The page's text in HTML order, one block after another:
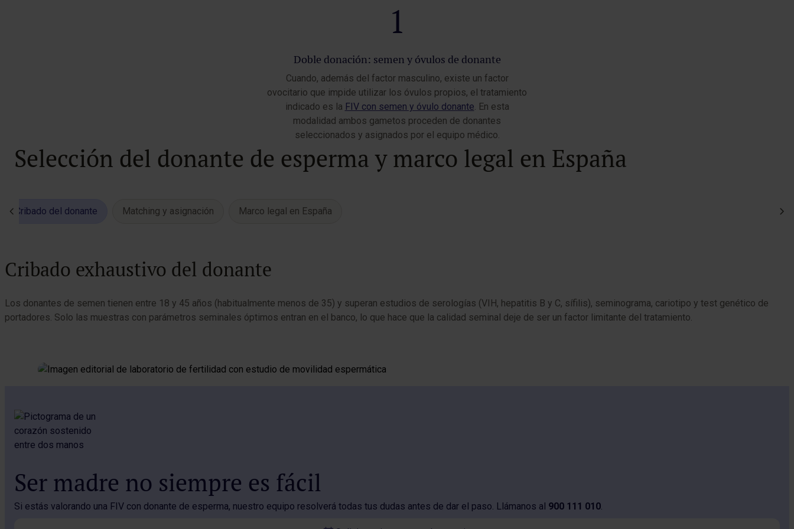
1
Doble donación: semen y óvulos de donante
Cuando, además del factor masculino, existe un factor
ovocitario que impide utilizar los óvulos propios, el tratamiento
indicado es la FIV con semen y óvulo donante. En esta
modalidad ambos gametos proceden de donantes
seleccionados y asignados por el equipo médico.
Selección del donante de esperma y marco legal en España
Cribado del donante Matching y asignación Marco legal en España
Cribado exhaustivo del donante
Los donantes de semen tienen entre 18 y 45 años (habitualmente menos de 35) y superan estudios de serologías (VIH, hepatitis B y C, sífilis), seminograma, cariotipo y test genético de
portadores. Solo las muestras con parámetros seminales óptimos entran en el banco, lo que hace que la calidad seminal deje de ser un factor limitante del tratamiento.
Ser madre no siempre es fácil
Si estás valorando una FIV con donante de esperma, nuestro equipo resolverá todas tus dudas antes de dar el paso. Llámanos al 900 111 010.